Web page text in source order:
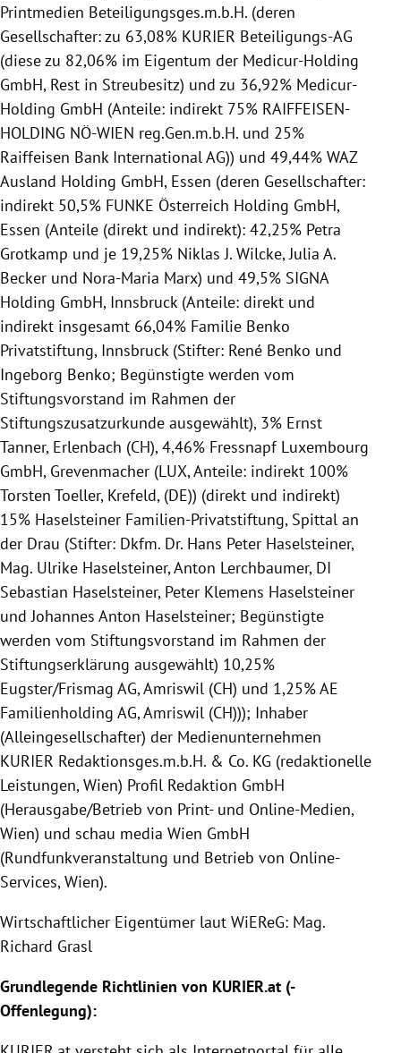
Printmedien Beteiligungsges.m.b.H. (deren
Gesellschafter: zu 63,08% KURIER Beteiligungs-AG
(diese zu 82,06% im Eigentum der Medicur-Holding
GmbH, Rest in Streubesitz) und zu 36,92% Medicur-
Holding GmbH (Anteile: indirekt 75% RAIFFEISEN-
HOLDING NÖ-WIEN reg.Gen.m.b.H. und 25%
Raiffeisen Bank International AG)) und 49,44% WAZ
Ausland Holding GmbH, Essen (deren Gesellschafter:
indirekt 50,5% FUNKE Österreich Holding GmbH,
Essen (Anteile (direkt und indirekt): 42,25% Petra
Grotkamp und je 19,25% Niklas J. Wilcke, Julia A.
Becker und Nora-Maria Marx) und 49,5% SIGNA
Holding GmbH, Innsbruck (Anteile: direkt und
indirekt insgesamt 66,04% Familie Benko
Privatstiftung, Innsbruck (Stifter: René Benko und
Ingeborg Benko; Begünstigte werden vom
Stiftungsvorstand im Rahmen der
Stiftungszusatzurkunde ausgewählt), 3% Ernst
Tanner, Erlenbach (CH), 4,46% Fressnapf Luxembourg
GmbH, Grevenmacher (LUX, Anteile: indirekt 100%
Torsten Toeller, Krefeld, (DE)) (direkt und indirekt)
15% Haselsteiner Familien-Privatstiftung, Spittal an
der Drau (Stifter: Dkfm. Dr. Hans Peter Haselsteiner,
Mag. Ulrike Haselsteiner, Anton Lerchbaumer, DI
Sebastian Haselsteiner, Peter Klemens Haselsteiner
und Johannes Anton Haselsteiner; Begünstigte
werden vom Stiftungsvorstand im Rahmen der
Stiftungserklärung ausgewählt) 10,25%
Eugster/Frismag AG, Amriswil (CH) und 1,25% AE
Familienholding AG, Amriswil (CH))); Inhaber
(Alleingesellschafter) der Medienunternehmen
KURIER Redaktionsges.m.b.H. & Co. KG (redaktionelle
Leistungen, Wien) Profil Redaktion GmbH
(Herausgabe/Betrieb von Print- und Online-Medien,
Wien) und schau media Wien GmbH
(Rundfunkveranstaltung und Betrieb von Online-
Services, Wien).
Wirtschaftlicher Eigentümer laut WiEReG: Mag.
Richard Grasl
Grundlegende Richtlinien von KURIER.at (-
Offenlegung):